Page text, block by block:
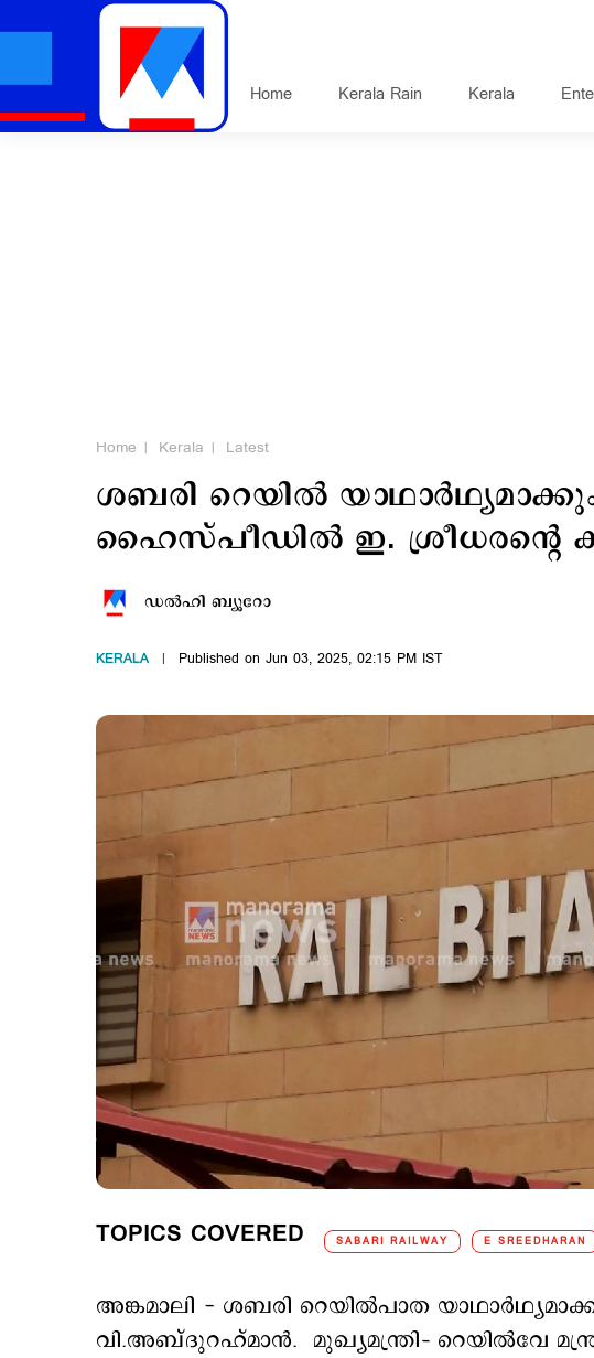
Home Kerala Rain Kerala
Home Kerala Latest
ശബരി റെയില്‍
ഹൈസ്പീഡില്‍ ഇ. ശ്രീധരന്‍റെ
ഡല്‍ഹി ബ്യൂറോ
KERALA Published on Jun 03, 2025, 02:15 PM IST
TOPICS COVERED SABARI RAILWAY E SREEDHARAN
അങ്കമാലി - ശബരി റെയില്‍പാത
വി.അബ്ദുറഹ്മാന്‍. മുഖ്യമന്ത്രി– റെയില്‍വേ